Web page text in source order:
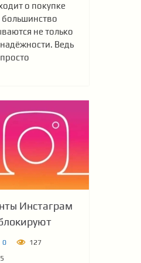
о покупке
не только
Ведь
Инстаграм
0
127